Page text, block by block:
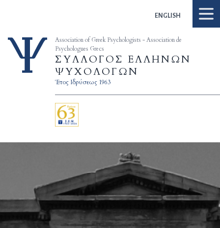
ENGLISH
Association of Greek Psychologists - Association de
Psychologues Grecs
ΣΥΛΛΟΓΟΣ ΕΛΛΗΝΩΝ
ΨΥΧΟΛΟΓΩΝ
Έτος Ιδρύσεως 1963